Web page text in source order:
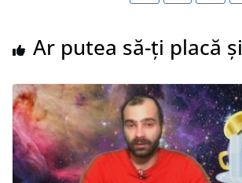
Ar putea să-ți placă și